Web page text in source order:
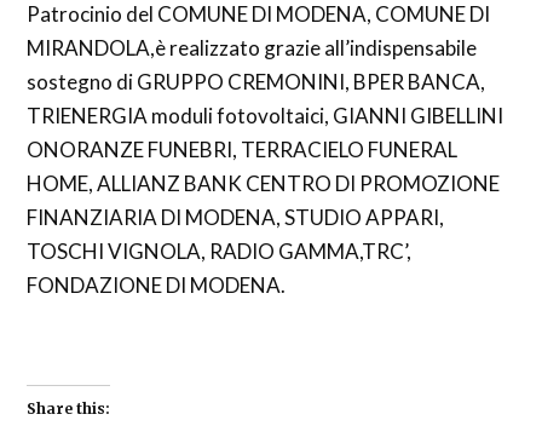
Patrocinio del COMUNE DI MODENA, COMUNE DI
MIRANDOLA,è realizzato grazie all’indispensabile
sostegno di GRUPPO CREMONINI, BPER BANCA,
TRIENERGIA moduli fotovoltaici, GIANNI GIBELLINI
ONORANZE FUNEBRI, TERRACIELO FUNERAL
HOME, ALLIANZ BANK CENTRO DI PROMOZIONE
FINANZIARIA DI MODENA, STUDIO APPARI,
TOSCHI VIGNOLA, RADIO GAMMA,TRC’,
FONDAZIONE DI MODENA.
Share this: